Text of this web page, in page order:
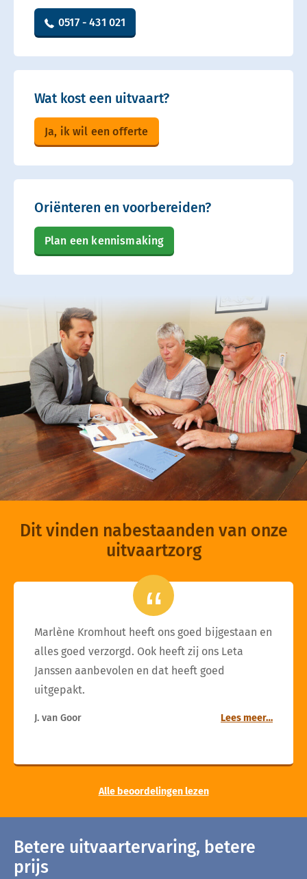
0517 - 431 021
Wat kost een uitvaart?
Ja, ik wil een offerte
Oriënteren en voorbereiden?
Plan een kennismaking
Dit vinden nabestaanden van onze
uitvaartzorg
Marlène Kromhout heeft ons goed bijgestaan en
alles goed verzorgd. Ook heeft zij ons Leta
Janssen aanbevolen en dat heeft goed
uitgepakt.
J. van Goor Lees meer…
Alle beoordelingen lezen
Betere uitvaartervaring, betere
prijs